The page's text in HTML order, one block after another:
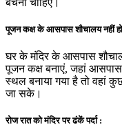
पूजन कक्ष के आसपास शौचालय नहीं
घर के मंदिर के आसपास
पूजन कक्ष बनाएं, जहां
स्थल बनाया गया है तो वहां
जा सके।
रोज रात को मंदिर पर ढंकें पर्दा :